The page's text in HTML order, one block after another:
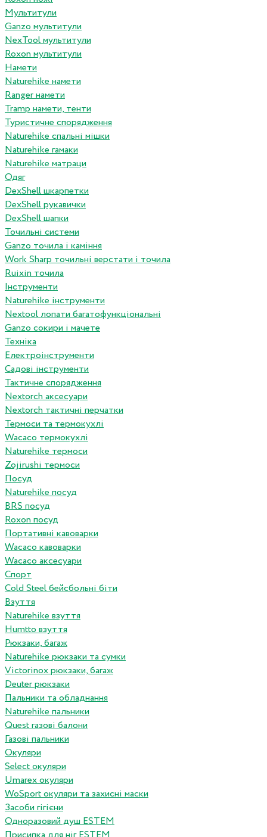
Мультитули
Ganzo мультитули
NexTool мультитули
Roxon мультитули
Намети
Naturehike намети
Ranger намети
Tramp намети, тенти
Туристичне спорядження
Naturehike спальні мішки
Naturehike гамаки
Naturehike матраци
Одяг
DexShell шкарпетки
DexShell рукавички
DexShell шапки
Точильні системи
Ganzo точила і каміння
Work Sharp точильні верстати і точила
Ruixin точила
Інструменти
Naturehike інструменти
Nextool лопати багатофункціональні
Ganzo сокири і мачете
Техніка
Електроінструменти
Садові інструменти
Тактичне спорядження
Nextorch аксесуари
Nextorch тактичні перчатки
Термоси та термокухлі
Wacaco термокухлі
Naturehike термоси
Zojirushi термоси
Посуд
Naturehike посуд
BRS посуд
Roxon посуд
Портативні кавоварки
Wacaco кавоварки
Wacaco аксесуари
Спорт
Cold Steel бейсбольні біти
Взуття
Naturehike взуття
Humtto взуття
Рюкзаки, багаж
Naturehike рюкзаки та сумки
Victorinox рюкзаки, багаж
Deuter рюкзаки
Пальники та обладнання
Naturehike пальники
Quest газові балони
Газові пальники
Окуляри
Select окуляри
Umarex окуляри
WoSport окуляри та захисні маски
Засоби гігієни
Одноразовий душ ESTEM